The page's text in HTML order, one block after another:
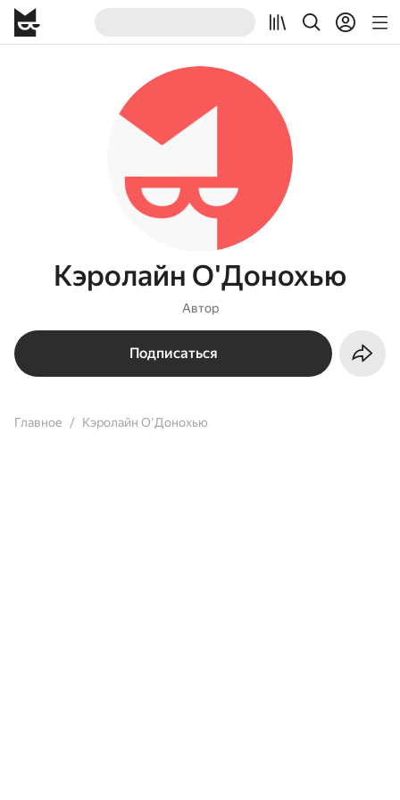
Кэролайн О'Донохью
Автор
Подписаться
Главное Кэролайн О'Донохью